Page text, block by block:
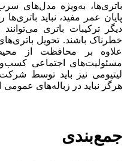
باتری‌ها، به‌ویژه مدل‌های
پایان عمر مفید، نباید
دیگر ترکیبات باتری
خطرناک باشند. تحویل
علاوه بر محافظت از
مسئولیت‌های اجتماعی
لیتیومی نیز باید توسط
هرگز نباید در زباله‌های عمومی
جمع‌بندی